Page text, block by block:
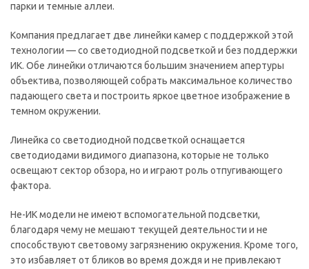
парки и темные аллеи.
Компания предлагает две линейки камер с поддержкой этой
технологии — со светодиодной подсветкой и без поддержки
ИК. Обе линейки отличаются большим значением апертуры
объектива, позволяющей собрать максимальное количество
падающего света и построить яркое цветное изображение в
темном окружении.
Линейка со светодиодной подсветкой оснащается
светодиодами видимого диапазона, которые не только
освещают сектор обзора, но и играют роль отпугивающего
фактора.
Не-ИК модели не имеют вспомогательной подсветки,
благодаря чему не мешают текущей деятельности и не
способствуют световому загрязнению окружения. Кроме того,
это избавляет от бликов во время дождя и не привлекают